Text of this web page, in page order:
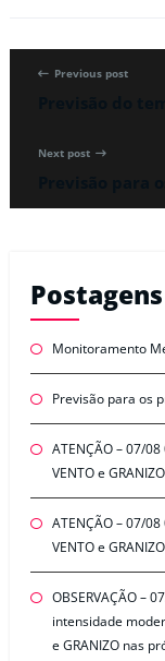
Previous post
Next post
Monitoramento
Previsão para os
ATENÇÃO – 07/08
VENTO e
ATENÇÃO – 07/08
VENTO e
OBSERVAÇÃO –
intensidade
e GRANIZO nas